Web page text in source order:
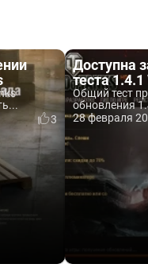
3
Доступна
теста
Общий тест
обновления
28 февраля